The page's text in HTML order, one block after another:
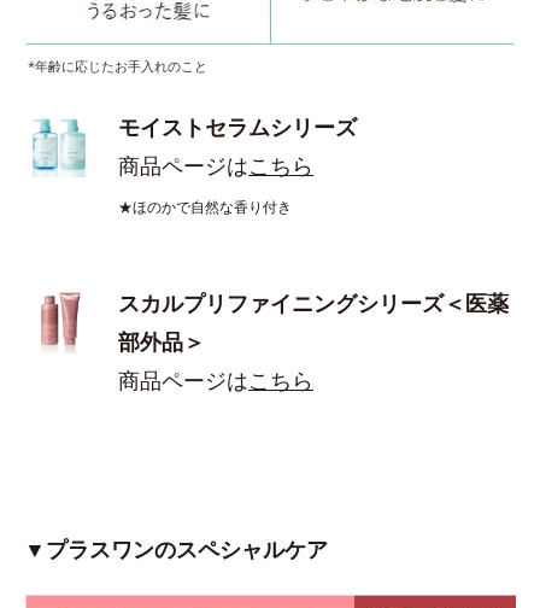
*年齢に応じたお手入れのこと
モイストセラムシリーズ
商品ページはこちら
★ほのかで自然な香り付き
スカルプリファイニングシリーズ＜医薬
部外品＞
商品ページはこちら
▼プラスワンのスペシャルケア